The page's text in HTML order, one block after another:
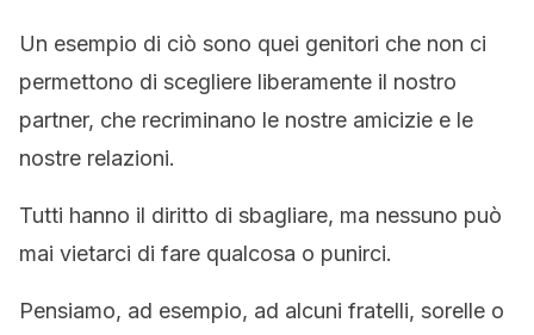
Un esempio di ciò sono quei genitori che non ci
permettono di scegliere liberamente il nostro
partner, che recriminano le nostre amicizie e le
nostre relazioni.
Tutti hanno il diritto di sbagliare, ma nessuno può
mai vietarci di fare qualcosa o punirci.
Pensiamo, ad esempio, ad alcuni fratelli, sorelle o